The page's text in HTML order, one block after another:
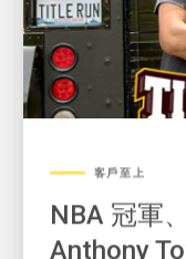
NBA 冠軍
Anthony